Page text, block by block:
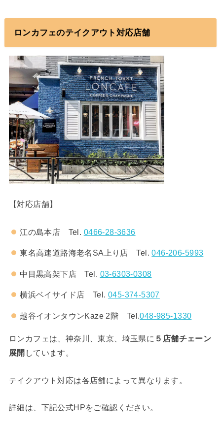
ロンカフェのテイクアウト対応店舗
【対応店舗】
江の島本店 Tel. 0466-28-3636
東名高速道路海老名SA上り店 Tel.046-206-5993
中目黒高架下店 Tel. 03-6303-0308
横浜ベイサイド店 Tel. 045-374-5307
越谷イオンタウンKaze 2階 Tel.048-985-1330
ロンカフェは、神奈川、東京、埼玉県に ５店舗チェーン
展開 しています。
テイクアウト対応は各店舗によって異なります。
詳細は、下記公式HPをご確認ください。